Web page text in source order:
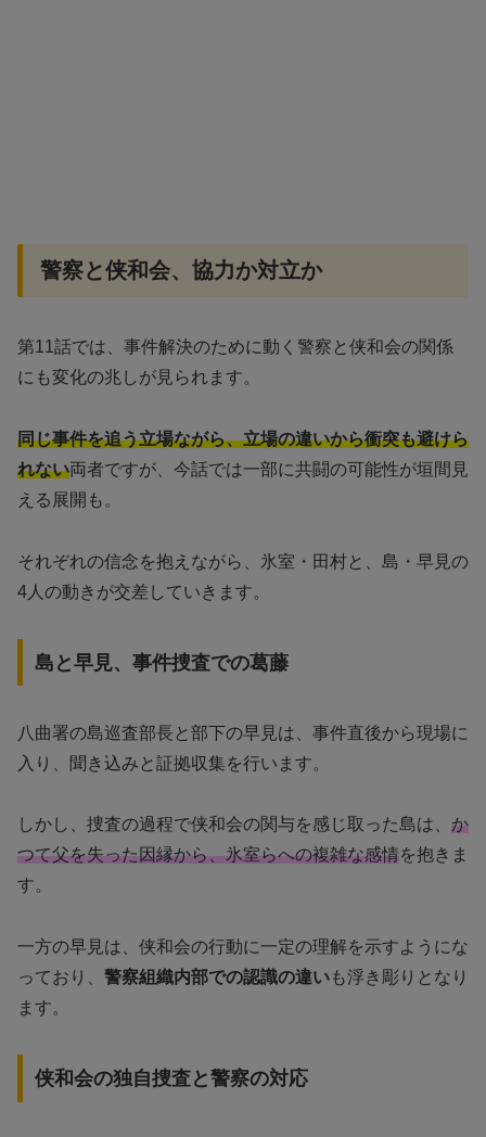
警察と侠和会、協力か対立か
第11話では、事件解決のために動く警察と侠和会の関係
にも変化の兆しが見られます。
同じ事件を追う立場ながら、立場の違いから衝突も避けら
れない両者ですが、今話では一部に共闘の可能性が垣間見
える展開も。
それぞれの信念を抱えながら、氷室・田村と、島・早見の
4人の動きが交差していきます。
島と早見、事件捜査での葛藤
八曲署の島巡査部長と部下の早見は、事件直後から現場に
入り、聞き込みと証拠収集を行います。
しかし、捜査の過程で侠和会の関与を感じ取った島は、 か
つて父を失った因縁から、氷室らへの複雑な感情を抱きま
す。
一方の早見は、侠和会の行動に一定の理解を示すようにな
っており、 警察組織内部での認識の違いも浮き彫りとなり
ます。
侠和会の独自捜査と警察の対応